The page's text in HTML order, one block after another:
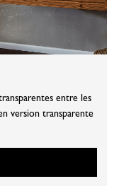
entre les
version transparente